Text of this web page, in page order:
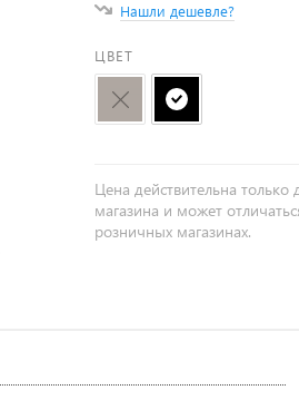
Нашли дешевле?
ЦВЕТ
Цена действительна только
магазина и может
розничных магазинах.